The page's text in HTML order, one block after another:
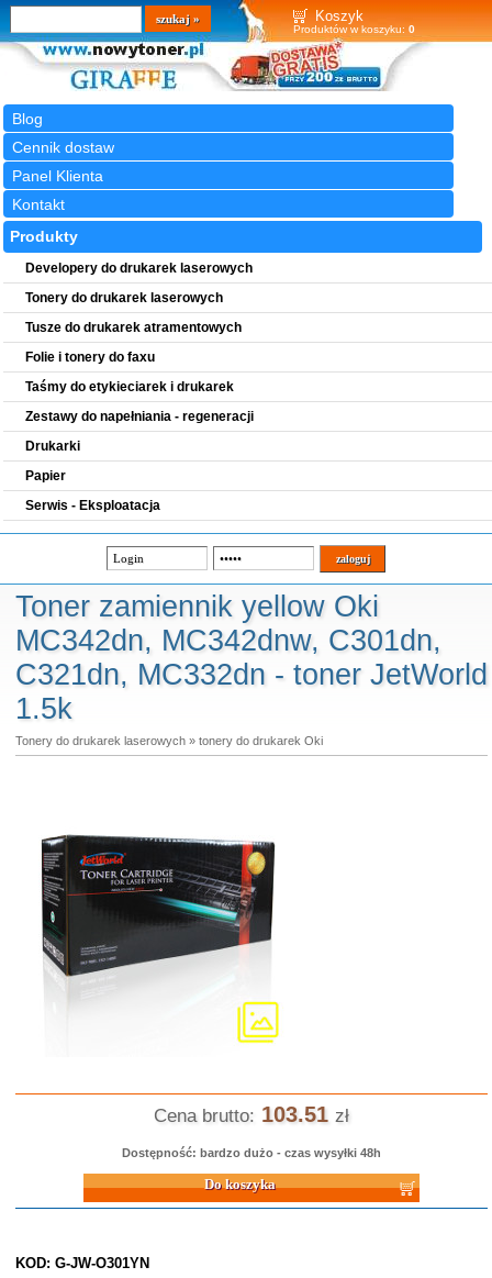
Koszyk
Produktów w koszyku: 0
Blog
Cennik dostaw
Panel Klienta
Kontakt
Wyszukiwarka
szukaj
Produkty
Developery do drukarek laserowych
Tonery do drukarek laserowych
Tusze do drukarek atramentowych
Folie i tonery do faxu
Taśmy do etykieciarek i drukarek
Zestawy do napełniania - regeneracji
Drukarki
Papier
Serwis - Eksploatacja
Toner zamiennik yellow Oki
MC342dn, MC342dnw, C301dn,
C321dn, MC332dn - toner JetWorld
1.5k
Tonery do drukarek laserowych» tonery do drukarek Oki
Cena brutto: 103.51 zł
Dostępność: bardzo dużo - czas wysyłki 48h
Do koszyka
KOD: G-JW-O301YN